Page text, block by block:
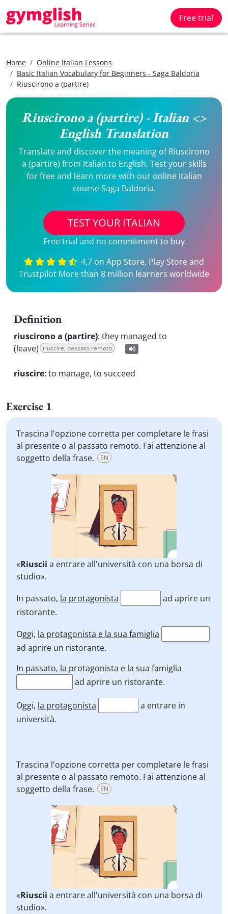
Free trial
Home
Online Italian Lessons
Basic Italian Vocabulary for Beginners - Saga Baldoria
Riuscirono a (partire)
Riuscirono a (partire) - Italian <>
English Translation
Translate and discover the meaning of Riuscirono
a (partire) from Italian to English. Test your skills
for free and learn more with our online Italian
course Saga Baldoria.
TEST YOUR ITALIAN
Free trial and no commitment to buy
4,7 on App Store, Play Store and
Trustpilot More than 8 million learners worldwide
Definition
riuscirono a (partire): they managed to
(leave) riuscire, passato remoto
riuscire: to manage, to succeed
Exercise 1
Trascina l'opzione corretta per completare le frasi
al presente o al passato remoto. Fai attenzione al
soggetto della frase.
EN
«Riuscii a entrare all'università con una borsa di
studio».
In passato, la protagonista
ad aprire un
ristorante.
Oggi, la protagonista e la sua famiglia
ad aprire un ristorante.
In passato, la protagonista e la sua famiglia
ad aprire un ristorante.
Oggi, la protagonista
a entrare in
università.
Trascina l'opzione corretta per completare le frasi
al presente o al passato remoto. Fai attenzione al
soggetto della frase.
EN
«Riuscii a entrare all'università con una borsa di
studio».